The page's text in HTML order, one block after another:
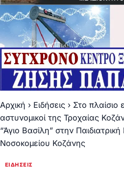
Αρχική › Ειδήσεις › Στο πλαίσιο
αστυνομικοί της Τροχαίας
“Άγιο Βασίλη” στην Παιδιατρική
Νοσοκομείου Κοζάνης
ΕΙΔΉΣΕΙΣ